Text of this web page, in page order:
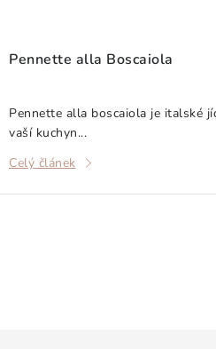
Pennette alla Boscaiola
Pennette alla boscaiola je italské
vaší kuchyn...
Celý článek